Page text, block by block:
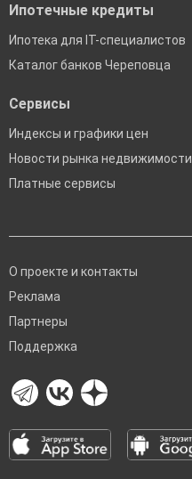
Ипотечные кредиты
Ипотека для IT-специалистов
Каталог банков Череповца
Сервисы
Индексы и графики цен
Новости рынка недвижимости
Платные сервисы
О проекте и контакты
Реклама
Партнеры
Поддержка